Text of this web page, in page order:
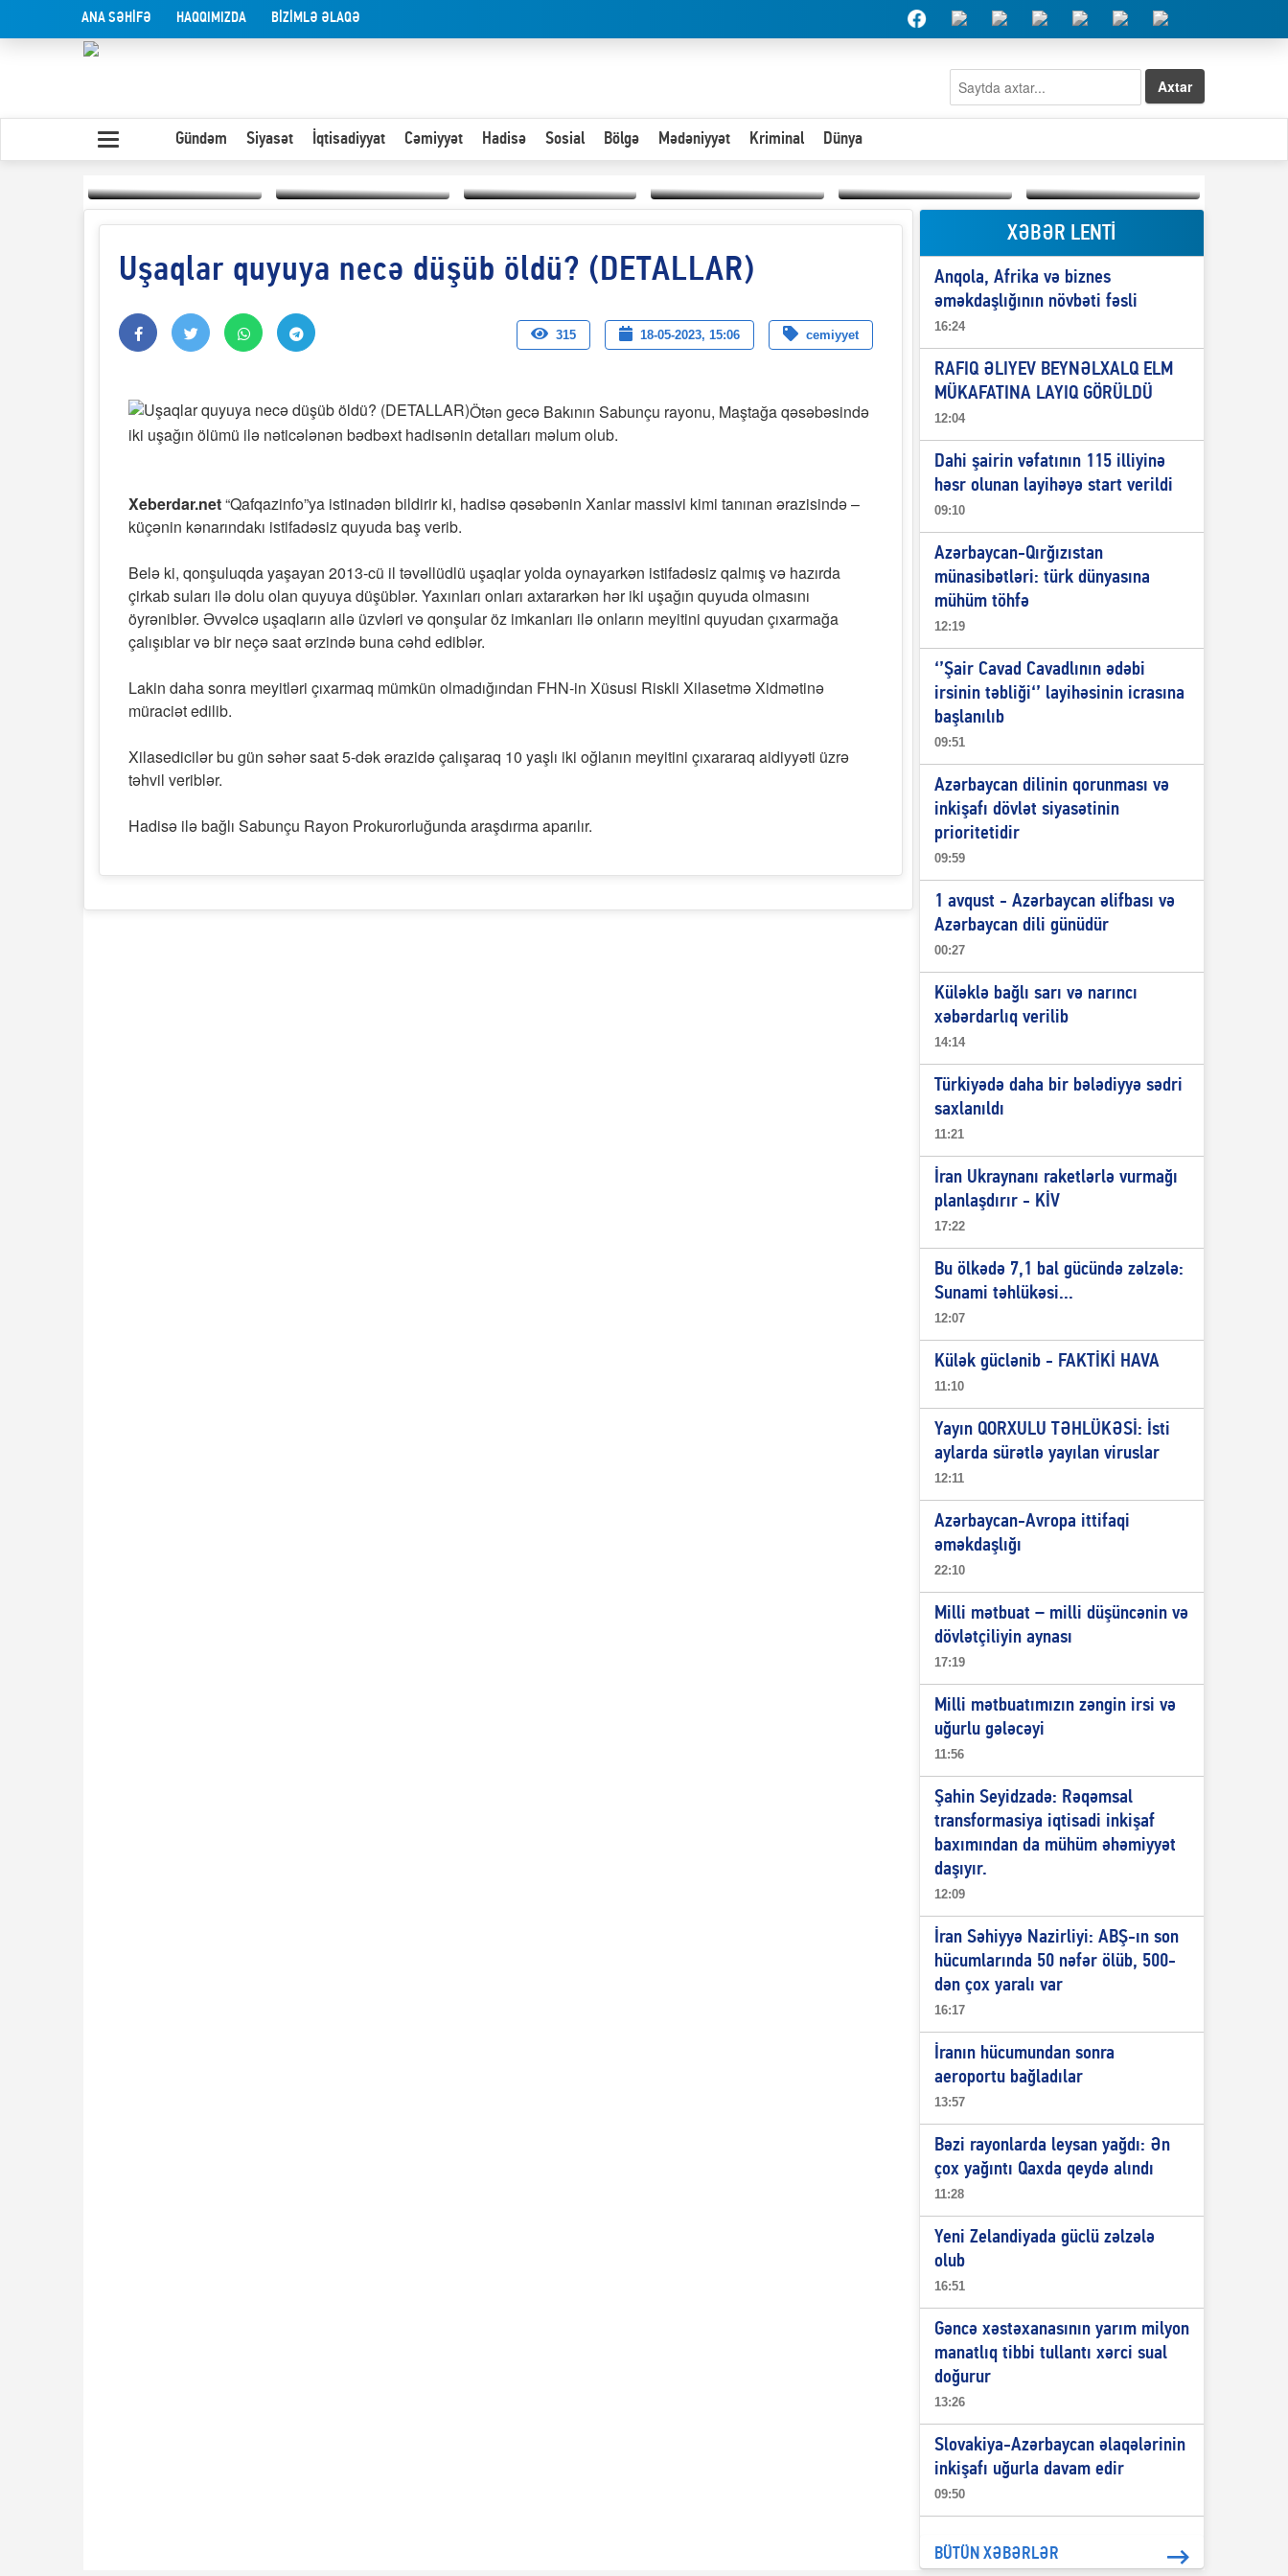
ANA SƏHİFƏ HAQQIMIZDA BİZİMLƏ ƏLAQƏ
Axtar
Gündəm Siyasət İqtisadiyyat Cəmiyyət Hadisə Sosial Bölgə Mədəniyyət Kriminal Dünya
Yaxın Şərqdəki
müharibənin qısa Olduğu kimi görünən
Paytaxta giriş vizası —
"Xoş gəldin, cibində
Hər an ən çətin savaşa
hazır olmalıyıq-
ZƏLİMXAN
“Qeyri-səlis məntiq və
dil-nitq” elmimizə
Elşad Abdullayevin
erməniləri
maliyyələşdirən oğlu
niyə Azərbaycana
ekstradisiya olunmur?
Uşaqlar quyuya necə düşüb öldü? (DETALLAR)
315 18-05-2023, 15:06 cemiyyet
Ötən gecə Bakının Sabunçu rayonu, Maştağa qəsəbəsində
iki uşağın ölümü ilə nəticələnən bədbəxt hadisənin detalları məlum olub.
Xeberdar.net“Qafqazinfo”ya istinadən bildirir ki, hadisə qəsəbənin Xanlar massivi kimi tanınan ərazisində –
küçənin kənarındakı istifadəsiz quyuda baş verib.
Belə ki, qonşuluqda yaşayan 2013-cü il təvəllüdlü uşaqlar yolda oynayarkən istifadəsiz qalmış və hazırda
çirkab suları ilə dolu olan quyuya düşüblər. Yaxınları onları axtararkən hər iki uşağın quyuda olmasını
öyrəniblər. Əvvəlcə uşaqların ailə üzvləri və qonşular öz imkanları ilə onların meyitini quyudan çıxarmağa
çalışıblar və bir neçə saat ərzində buna cəhd ediblər.
Lakin daha sonra meyitləri çıxarmaq mümkün olmadığından FHN-in Xüsusi Riskli Xilasetmə Xidmətinə
müraciət edilib.
Xilasedicilər bu gün səhər saat 5-dək ərazidə çalışaraq 10 yaşlı iki oğlanın meyitini çıxararaq aidiyyəti üzrə
təhvil veriblər.
Hadisə ilə bağlı Sabunçu Rayon Prokurorluğunda araşdırma aparılır.
XƏBƏR LENTİ
Anqola, Afrika və biznes
əməkdaşlığının növbəti fəsli
16:24
RAFIQ ƏLIYEV BEYNƏLXALQ ELM
MÜKAFATINA LAYIQ GÖRÜLDÜ
12:04
Dahi şairin vəfatının 115 illiyinə
həsr olunan layihəyə start verildi
09:10
Azərbaycan-Qırğızıstan
münasibətləri: türk dünyasına
mühüm töhfə
12:19
‘’Şair Cavad Cavadlının ədəbi
irsinin təbliği‘’ layihəsinin icrasına
başlanılıb
09:51
Azərbaycan dilinin qorunması və
inkişafı dövlət siyasətinin
prioritetidir
09:59
1 avqust - Azərbaycan əlifbası və
Azərbaycan dili günüdür
00:27
Küləklə bağlı sarı və narıncı
xəbərdarlıq verilib
14:14
Türkiyədə daha bir bələdiyyə sədri
saxlanıldı
11:21
İran Ukraynanı raketlərlə vurmağı
planlaşdırır - KİV
17:22
Bu ölkədə 7,1 bal gücündə zəlzələ:
Sunami təhlükəsi...
12:07
Külək güclənib - FAKTİKİ HAVA
11:10
Yayın QORXULU TƏHLÜKƏSİ: İsti
aylarda sürətlə yayılan viruslar
12:11
Azərbaycan-Avropa ittifaqi
əməkdaşlığı
22:10
Milli mətbuat – milli düşüncənin və
dövlətçiliyin aynası
17:19
Milli mətbuatımızın zəngin irsi və
uğurlu gələcəyi
11:56
Şahin Seyidzadə: Rəqəmsal
transformasiya iqtisadi inkişaf
baxımından da mühüm əhəmiyyət
daşıyır.
12:09
İran Səhiyyə Nazirliyi: ABŞ-ın son
hücumlarında 50 nəfər ölüb, 500-
dən çox yaralı var
16:17
İranın hücumundan sonra
aeroportu bağladılar
13:57
Bəzi rayonlarda leysan yağdı: Ən
çox yağıntı Qaxda qeydə alındı
11:28
Yeni Zelandiyada güclü zəlzələ
olub
16:51
Gəncə xəstəxanasının yarım milyon
manatlıq tibbi tullantı xərci sual
doğurur
13:26
Slovakiya-Azərbaycan əlaqələrinin
inkişafı uğurla davam edir
09:50
BÜTÜN XƏBƏRLƏR